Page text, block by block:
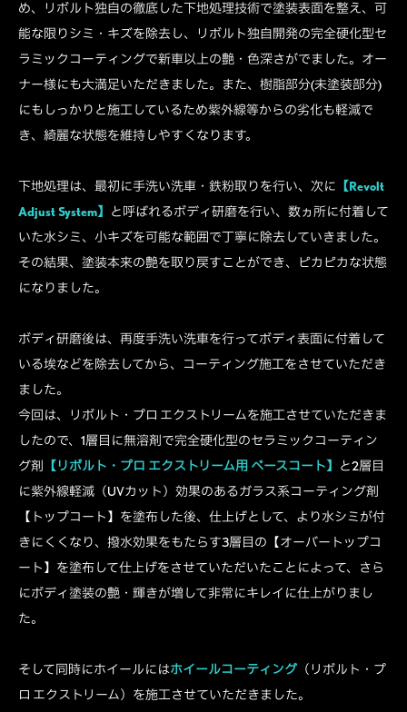
め、リボルト独自の徹底した下地処理技術で塗装表面を整え、可
能な限りシミ・キズを除去し、リボルト独自開発の完全硬化型セ
ラミックコーティングで新車以上の艶・色深さがでました。オー
ナー様にも大満足いただきました。また、樹脂部分(未塗装部分)
にもしっかりと施工しているため紫外線等からの劣化も軽減で
き、綺麗な状態を維持しやすくなります。
下地処理は、最初に手洗い洗車・鉄粉取りを行い、次に 【Revolt
Adjust System】
と呼ばれるボディ研磨を行い、数ヵ所に付着して
いた水シミ、小キズを可能な範囲で丁寧に除去していきました。
その結果、塗装本来の艶を取り戻すことができ、ピカピカな状態
になりました。
ボディ研磨後は、再度手洗い洗車を行ってボディ表面に付着して
いる埃などを除去してから、コーティング施工をさせていただき
ました。
今回は、リボルト・プロ エクストリームを施工させていただきま
したので、1層目に無溶剤で完全硬化型のセラミックコーティン
グ剤
【リボルト・プロ エクストリーム用 ベースコート】
と2層目
に紫外線軽減（UVカット）効果のあるガラス系コーティング剤
【トップコート】を塗布した後、仕上げとして、より水シミが付
きにくくなり、撥水効果をもたらす3層目の【オーバートップコ
ート】を塗布して仕上げをさせていただいたことによって、さら
にボディ塗装の艶・輝きが増して非常にキレイに仕上がりまし
た。
そして同時にホイールにはホイールコーティング（リボルト・プ
ロ エクストリーム）を施工させていただきました。